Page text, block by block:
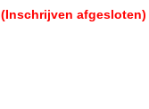
(Inschrijven afgesloten)